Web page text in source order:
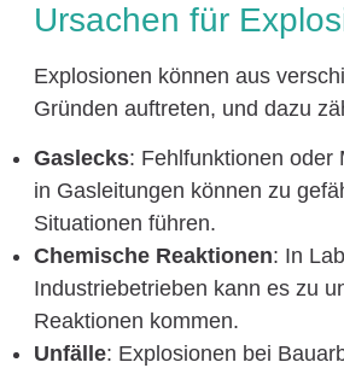
Ursachen für
Explosionen können aus
Gründen auftreten, und dazu
Gaslecks: Fehlfunktionen oder
in Gasleitungen können zu
Situationen führen.
Chemische Reaktionen: In
Industriebetrieben kann es zu
Reaktionen kommen.
Unfälle: Explosionen bei